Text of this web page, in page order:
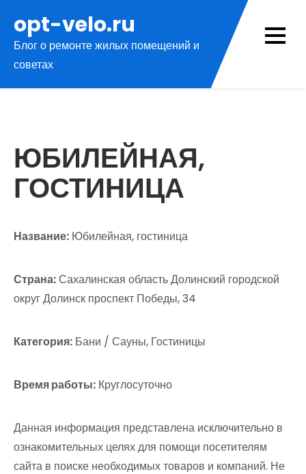
содержимому
opt-velo.ru
Блог о ремонте жилых помещений и
советах
ЮБИЛЕЙНАЯ,
ГОСТИНИЦА
Название: Юбилейная, гостиница
Страна:Сахалинская область Долинский городской
округ Долинск проспект Победы, 34
Категория: Бани / Сауны, Гостиницы
Время работы: Круглосуточно
Данная информация представлена исключительно в
ознакомительных целях для помощи посетителям
сайта в поиске необходимых товаров и компаний. Не